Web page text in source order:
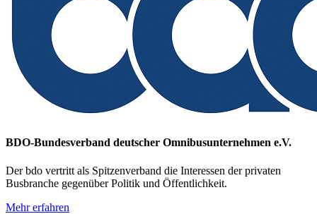
BDO-Bundesverband deutscher Omnibusunternehmen e.V.
Der bdo vertritt als Spitzenverband die Interessen der privaten
Busbranche gegenüber Politik und Öffentlichkeit.
Mehr erfahren